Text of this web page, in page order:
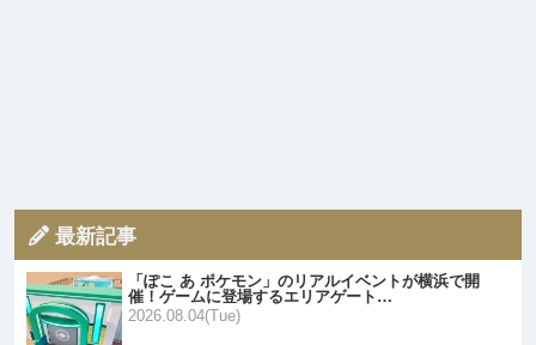
最新記事
「ぽこ あ ポケモン」のリアルイベントが横浜で開
催！ゲームに登場するエリアゲート…
2026.08.04(Tue)